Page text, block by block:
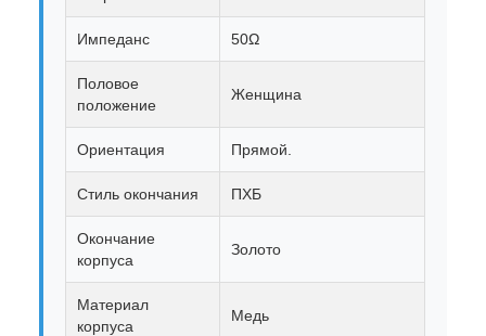
Импеданс 50Ω
Половое
положение
Женщина
Ориентация Прямой.
Стиль окончания ПХБ
Окончание
корпуса
Золото
Материал
корпуса
Медь